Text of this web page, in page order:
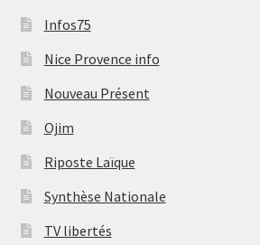
Infos75
Nice Provence info
Nouveau Présent
Ojim
Riposte Laïque
Synthèse Nationale
TV libertés